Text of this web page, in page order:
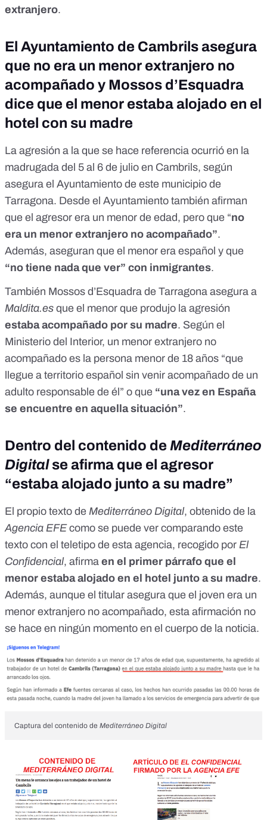
extranjero.
El Ayuntamiento de Cambrils asegura
que no era un menor extranjero no
acompañado y Mossos d’Esquadra
dice que el menor estaba alojado en el
hotel con su madre
La agresión a la que se hace referencia ocurrió en la
madrugada del 5 al 6 de julio en Cambrils, según
asegura el Ayuntamiento de este municipio de
Tarragona. Desde el Ayuntamiento también afirman
que el agresor era un menor de edad, pero que “no
era un menor extranjero no acompañado”.
Además, aseguran que el menor era español y que
“no tiene nada que ver” con inmigrantes.
También Mossos d’Esquadra de Tarragona asegura a
Maldita.es que el menor que produjo la agresión
estaba acompañado por su madre. Según el
Ministerio del Interior, un menor extranjero no
acompañado es la persona menor de 18 años “que
llegue a territorio español sin venir acompañado de un
adulto responsable de él” o que “una vez en España
se encuentre en aquella situación”.
Dentro del contenido de Mediterráneo
Digitalse afirma que el agresor
“estaba alojado junto a su madre”
El propio texto de Mediterráneo Digital, obtenido de la
Agencia EFEcomo se puede ver comparando este
texto con el teletipo de esta agencia, recogido por El
Confidencial, afirma en el primer párrafo que el
menor estaba alojado en el hotel junto a su madre.
Además, aunque el titular asegura que el joven era un
menor extranjero no acompañado, esta afirmación no
se hace en ningún momento en el cuerpo de la noticia.
Captura del contenido de Mediterráneo Digital